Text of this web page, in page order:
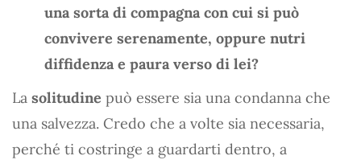
una sorta di compagna con cui si può
convivere serenamente, oppure nutri
diffidenza e paura verso di lei?
La solitudine può essere sia una condanna che
una salvezza. Credo che a volte sia necessaria,
perché ti costringe a guardarti dentro, a